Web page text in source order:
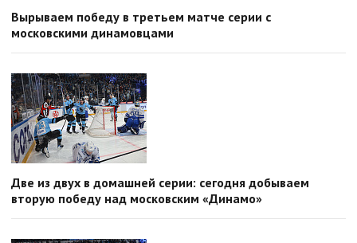
Вырываем победу в третьем матче серии с
московскими динамовцами
Две из двух в домашней серии: сегодня добываем
вторую победу над московским «Динамо»